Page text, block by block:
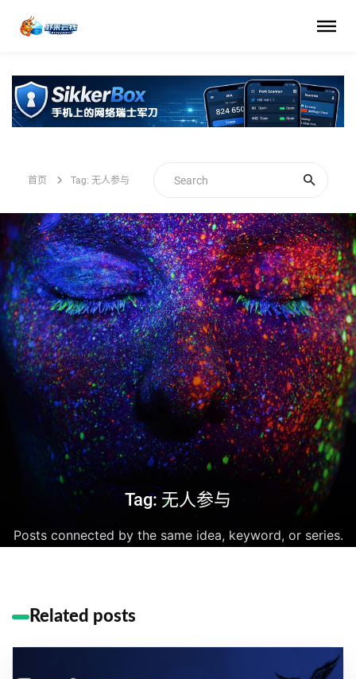
首页 Tag: 无人参与
Tag: 无人参与
Posts connected by the same idea, keyword, or series.
Related posts